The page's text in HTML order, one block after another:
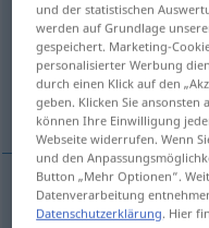
Übersicht aller
(Für mehr Details die
renvoyer, envoyer,
renvoyer wegschicken
und der statistischen
werden auf Grundlage
gespeichert. Marketing-
personalisierter Werbung
durch einen Klick auf den
geben. Klicken Sie ansonsten
können Ihre Einwilligung
Webseite widerrufen. Wenn
und den
Button „Mehr Optionen“.
Datenverarbeitung
Datenschutzerklärung. Hier